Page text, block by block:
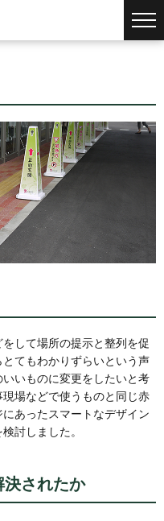
して場所の提示と整列を促
てもわかりずらいという声
いものに変更をしたいと考
場などで使うものと同じ赤
あったスマートなデザイン
討しました。
決されたか